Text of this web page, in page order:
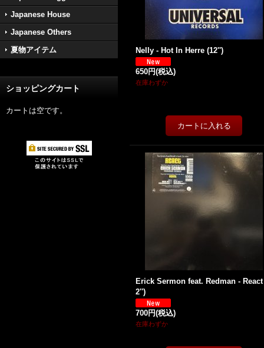
Japanese House
Japanese Others
夏物アイテム
ショッピングカート
カートは空です。
Nelly - Hot In Herre (12'')
650円(税込)
在庫わずか
Erick Sermon feat. Redman - React
2'')
700円(税込)
在庫わずか